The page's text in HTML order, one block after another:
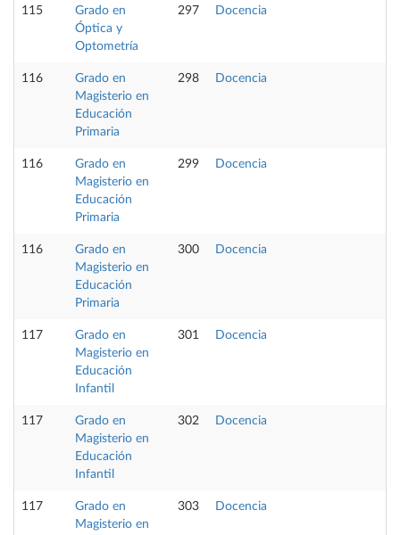
115
Grado en
Óptica y
Optometría
297 Docencia
116
Grado en
Magisterio en
Educación
Primaria
298 Docencia
116
Grado en
Magisterio en
Educación
Primaria
299 Docencia
116
Grado en
Magisterio en
Educación
Primaria
300 Docencia
117
Grado en
Magisterio en
Educación
Infantil
301 Docencia
117
Grado en
Magisterio en
Educación
Infantil
302 Docencia
117
Grado en
Magisterio en
303 Docencia